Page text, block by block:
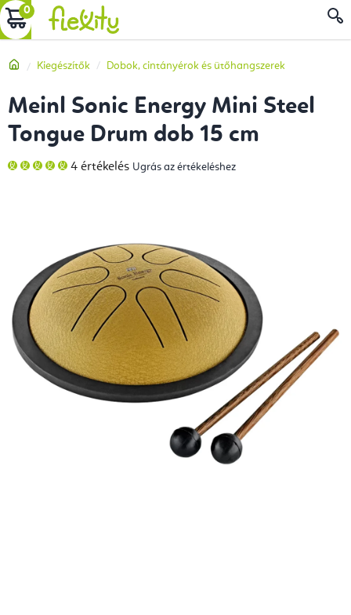
Ugrás
a
tartalomhoz
KOSÁR
Kezdőlap
Kiegészítők Dobok, cintányérok és ütőhangszerek
Meinl Sonic Energy Mini Steel
Tongue Drum dob 15 cm
A
termék
4 értékelés Ugrás az értékeléshez